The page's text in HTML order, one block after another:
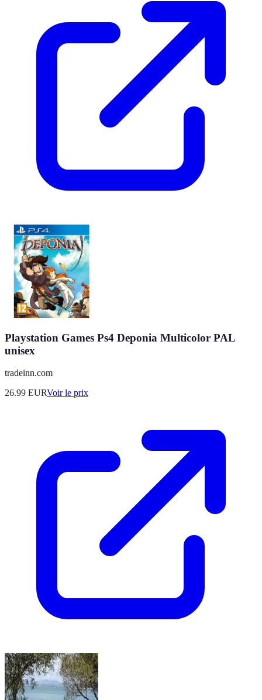
Playstation Games Ps4 Deponia Multicolor PAL
unisex
tradeinn.com
26.99 EURVoir le prix